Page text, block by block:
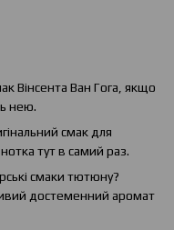
Вінсента Ван Гога, якщо
нею.
смак для
тут в самий раз.
смаки тютюну?
достеменний аромат